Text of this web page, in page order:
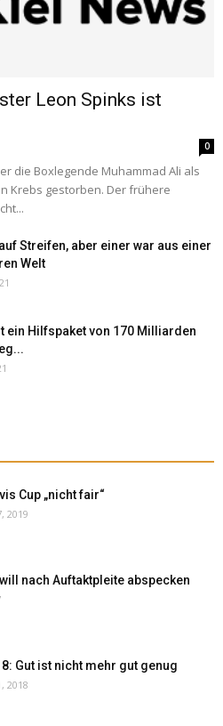
Leon Spinks ist
0
die Boxlegende Muhammad Ali als
Krebs gestorben. Der frühere
Streifen, aber einer war aus einer
Welt
ein Hilfspaket von 170 Milliarden
Cup „nicht fair“
2019
nach Auftaktpleite abspecken
Gut ist nicht mehr gut genug
2018